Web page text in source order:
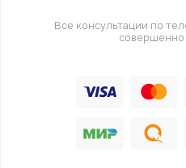
2500
Все консультации по
совершенно